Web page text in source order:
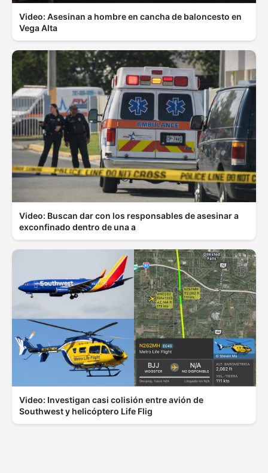
Video: Asesinan a hombre en cancha de baloncesto en
Vega Alta
Video: Buscan dar con los responsables de asesinar a
exconfinado dentro de una a
Video: Investigan casi colisión entre avión de
Southwest y helicóptero Life Flig